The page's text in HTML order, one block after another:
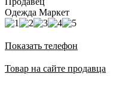
Одежда Маркет
Показать телефон
Товар на сайте продавца